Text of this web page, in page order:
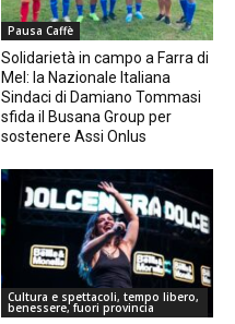
Pausa Caffè
Solidarietà in campo a Farra di
Mel: la Nazionale Italiana
Sindaci di Damiano Tommasi
sfida il Busana Group per
sostenere Assi Onlus
Cultura e spettacoli, tempo libero,
benessere, fuori provincia